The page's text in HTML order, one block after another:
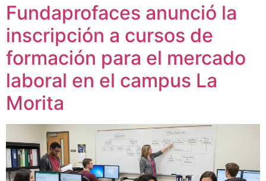
Fundaprofaces anunció la
inscripción a cursos de
formación para el mercado
laboral en el campus La
Morita